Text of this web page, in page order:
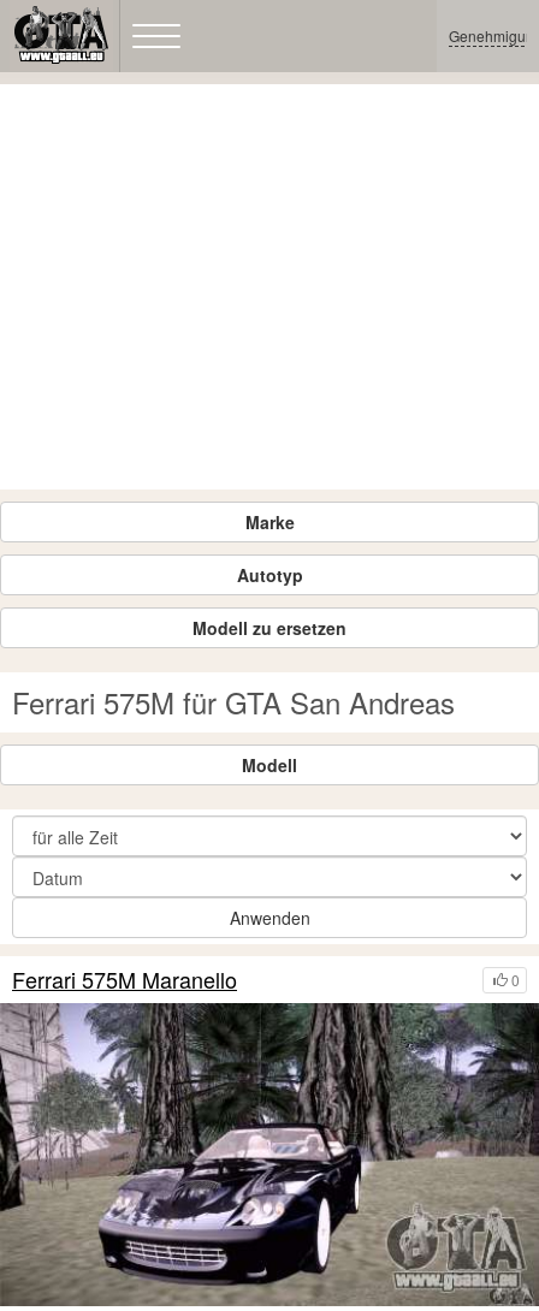
Marke
Autotyp
Modell zu ersetzen
Ferrari 575M für GTA San Andreas
Modell
Anwenden
0
Ferrari 575M Maranello